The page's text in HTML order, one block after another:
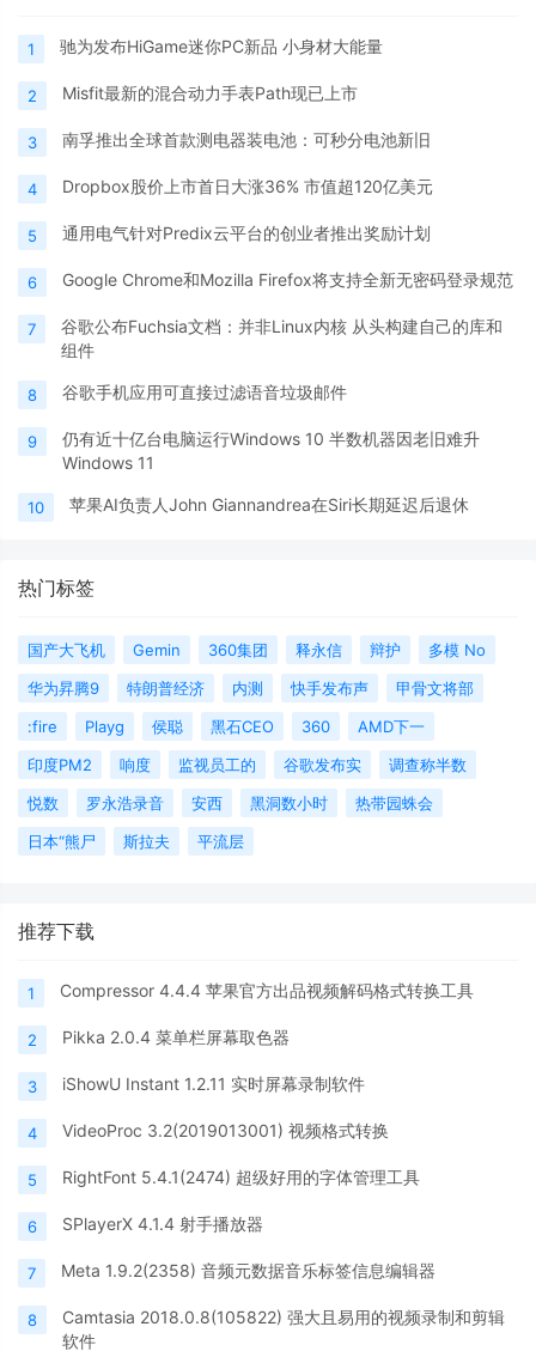
1 驰为发布HiGame迷你PC新品 小身材大能量
2 Misfit最新的混合动力手表Path现已上市
3 南孚推出全球首款测电器装电池：可秒分电池新旧
4 Dropbox股价上市首日大涨36% 市值超120亿美元
5 通用电气针对Predix云平台的创业者推出奖励计划
6 Google Chrome和Mozilla Firefox将支持全新无密码登录规范
7
谷歌公布Fuchsia文档：并非Linux内核 从头构建自己的库和
组件
8 谷歌手机应用可直接过滤语音垃圾邮件
9
仍有近十亿台电脑运行Windows 10 半数机器因老旧难升
Windows 11
10 苹果AI负责人John Giannandrea在Siri长期延迟后退休
热门标签
国产大飞机 Gemin 360集团 释永信 辩护
多模 No
华为昇腾9
特朗普经济 内测 快手发布声
甲骨文将部
:fire
Playg 侯聪 黑石CEO 360
AMD下一
印度PM2
响度 监视员工的 谷歌发布实
调查称半数
悦数
罗永浩录音 安西 黑洞数小时
热带园蛛会
日本“熊尸
斯拉夫 平流层
推荐下载
1 Compressor 4.4.4 苹果官方出品视频解码格式转换工具
2 Pikka 2.0.4 菜单栏屏幕取色器
3 iShowU Instant 1.2.11 实时屏幕录制软件
4 VideoProc 3.2(2019013001) 视频格式转换
5 RightFont 5.4.1(2474) 超级好用的字体管理工具
6 SPlayerX 4.1.4 射手播放器
7 Meta 1.9.2(2358) 音频元数据音乐标签信息编辑器
8
Camtasia 2018.0.8(105822) 强大且易用的视频录制和剪辑
软件